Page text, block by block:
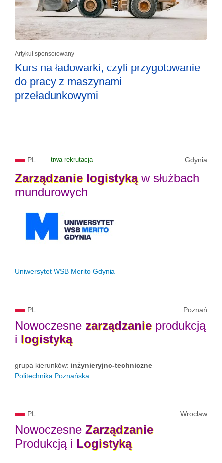
Artykuł sponsorowany
Kurs na ładowarki, czyli przygotowanie
do pracy z maszynami
przeładunkowymi
PL trwa rekrutacja Gdynia
Zarządzanie logistykąw służbach
mundurowych
Uniwersytet WSB Merito Gdynia
PL Poznań
Nowoczesne zarządzanieprodukcją
i logistyką
grupa kierunków: inżynieryjno-techniczne
Politechnika Poznańska
PL Wrocław
Nowoczesne Zarządzanie
Produkcją i Logistyką